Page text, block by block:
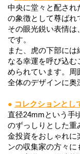
中央に堂々と配され
の象徴として尊ばれ
その眼光鋭い表情は
です。
また、虎の下部に
なる幸運を呼び込
められています。周
全体のデザインに奥
● コレクションとし
直径24mmという手
のずっしりとした重
金投資をおしゃれに
ンの収集家の方々